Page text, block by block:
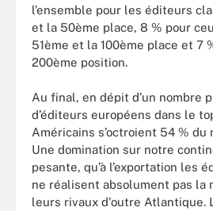
l’ensemble pour les éditeurs
et la 50ème place, 8 % pour
51ème et la 100ème place et 7
200ème position.
Au final, en dépit d’un nombre
d’éditeurs européens dans le
Américains s’octroient 54 % du
Une domination sur notre
pesante, qu’à l’exportation les
ne réalisent absolument pas la
leurs rivaux d'outre Atlantique.